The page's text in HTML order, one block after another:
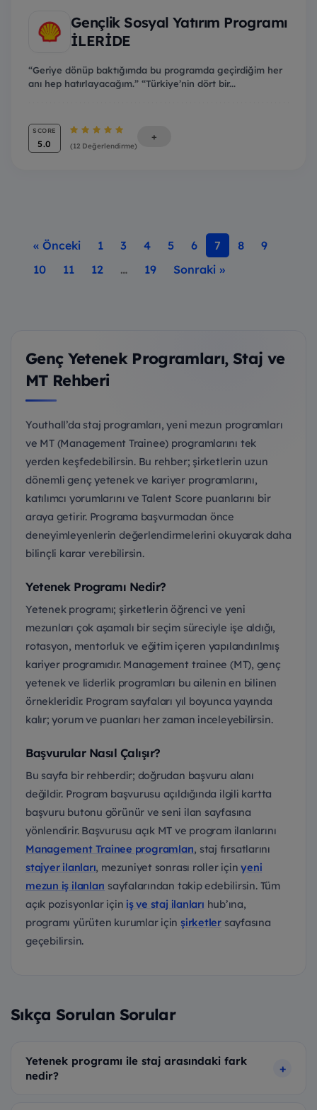
Gençlik Sosyal Yatırım Programı
İLERİDE
“Geriye dönüp baktığımda bu programda geçirdiğim her
anı hep hatırlayacağım.” “Türkiye’nin dört bir...
SCORE
5.0 (12 Değerlendirme)
+
« Önceki 1 3 4 5 6 7 8
9
10
11 12 … 19 Sonraki »
Genç Yetenek Programları, Staj ve
MT Rehberi
Youthall’da staj programları, yeni mezun programları
ve MT (Management Trainee) programlarını tek
yerden keşfedebilirsin. Bu rehber; şirketlerin uzun
dönemli genç yetenek ve kariyer programlarını,
katılımcı yorumlarını ve Talent Score puanlarını bir
araya getirir. Programa başvurmadan önce
deneyimleyenlerin değerlendirmelerini okuyarak daha
bilinçli karar verebilirsin.
Yetenek Programı Nedir?
Yetenek programı; şirketlerin öğrenci ve yeni
mezunları çok aşamalı bir seçim süreciyle işe aldığı,
rotasyon, mentorluk ve eğitim içeren yapılandırılmış
kariyer programıdır. Management trainee (MT), genç
yetenek ve liderlik programları bu ailenin en bilinen
örnekleridir. Program sayfaları yıl boyunca yayında
kalır; yorum ve puanları her zaman inceleyebilirsin.
Başvurular Nasıl Çalışır?
Bu sayfa bir rehberdir; doğrudan başvuru alanı
değildir. Program başvurusu açıldığında ilgili kartta
başvuru butonu görünür ve seni ilan sayfasına
yönlendirir. Başvurusu açık MT ve program ilanlarını
Management Trainee programları, staj fırsatlarını
stajyer ilanları, mezuniyet sonrası roller içinyeni
mezun iş ilanları sayfalarından takip edebilirsin. Tüm
açık pozisyonlar için iş ve staj ilanları hub’ına,
programı yürüten kurumlar içinşirketler sayfasına
geçebilirsin.
Sıkça Sorulan Sorular
Yetenek programı ile staj arasındaki fark
nedir?